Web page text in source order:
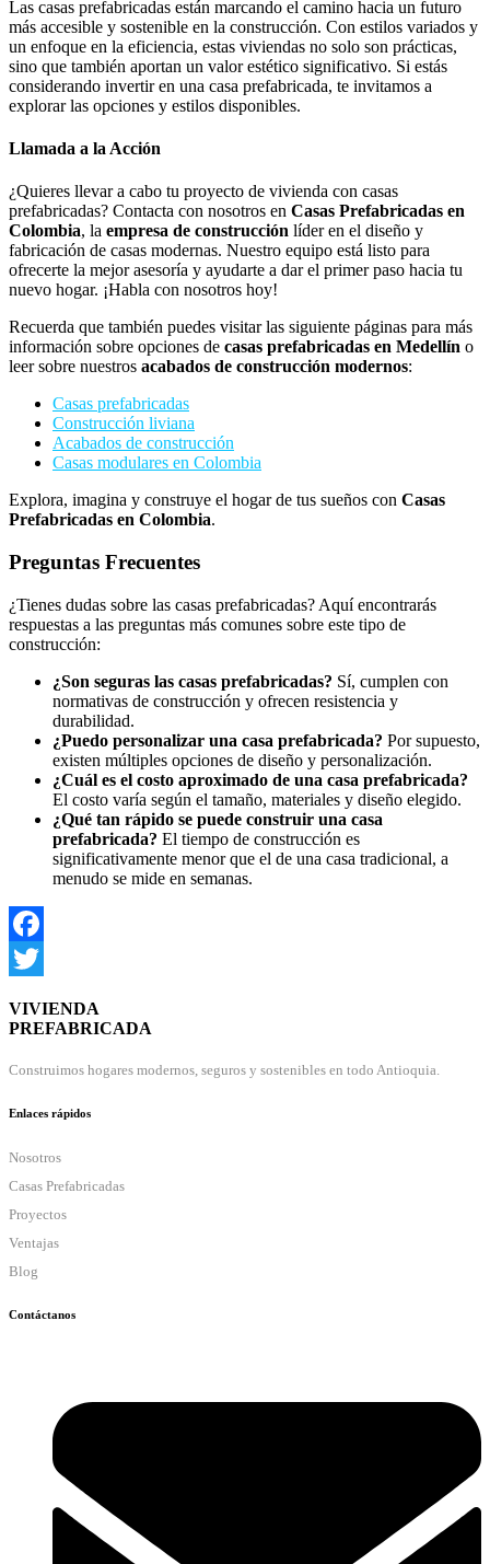
Las casas prefabricadas están marcando el camino hacia un futuro
más accesible y sostenible en la construcción. Con estilos variados y
un enfoque en la eficiencia, estas viviendas no solo son prácticas,
sino que también aportan un valor estético significativo. Si estás
considerando invertir en una casa prefabricada, te invitamos a
explorar las opciones y estilos disponibles.
Llamada a la Acción
¿Quieres llevar a cabo tu proyecto de vivienda con casas
prefabricadas? Contacta con nosotros en Casas Prefabricadas en
Colombia, la empresa de construcción líder en el diseño y
fabricación de casas modernas. Nuestro equipo está listo para
ofrecerte la mejor asesoría y ayudarte a dar el primer paso hacia tu
nuevo hogar. ¡Habla con nosotros hoy!
Recuerda que también puedes visitar las siguiente páginas para más
información sobre opciones de casas prefabricadas en Medellín o
leer sobre nuestros acabados de construcción modernos:
Casas prefabricadas
Construcción liviana
Acabados de construcción
Casas modulares en Colombia
Explora, imagina y construye el hogar de tus sueños con Casas
Prefabricadas en Colombia.
Preguntas Frecuentes
¿Tienes dudas sobre las casas prefabricadas? Aquí encontrarás
respuestas a las preguntas más comunes sobre este tipo de
construcción:
¿Son seguras las casas prefabricadas? Sí, cumplen con
normativas de construcción y ofrecen resistencia y
durabilidad.
¿Puedo personalizar una casa prefabricada? Por supuesto,
existen múltiples opciones de diseño y personalización.
¿Cuál es el costo aproximado de una casa prefabricada?
El costo varía según el tamaño, materiales y diseño elegido.
¿Qué tan rápido se puede construir una casa
prefabricada? El tiempo de construcción es
significativamente menor que el de una casa tradicional, a
menudo se mide en semanas.
Facebook
VIVIENDA
PREFABRICADA
Construimos hogares modernos, seguros y sostenibles en todo Antioquia.
Enlaces rápidos
Nosotros
Casas Prefabricadas
Proyectos
Ventajas
Blog
Contáctanos